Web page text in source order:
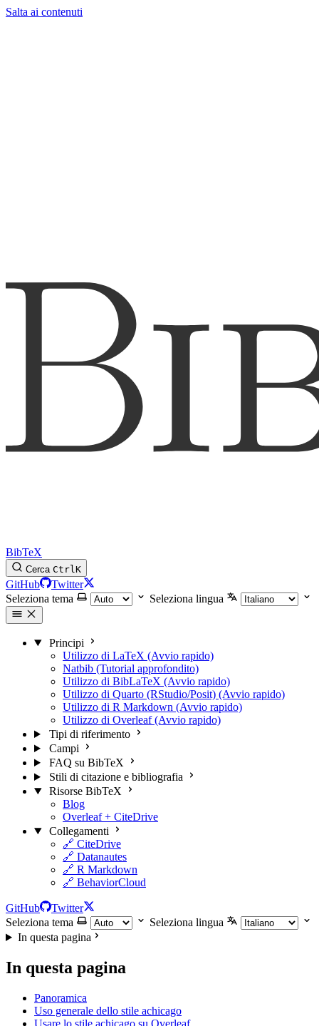
Salta ai contenuti
BibTeX
Cerca CtrlK
GitHub
Twitter
Seleziona tema
Seleziona lingua
Principi
Utilizzo di LaTeX (Avvio rapido)
Natbib (Tutorial approfondito)
Utilizzo di BibLaTeX (Avvio rapido)
Utilizzo di Quarto (RStudio/Posit) (Avvio rapido)
Utilizzo di R Markdown (Avvio rapido)
Utilizzo di Overleaf (Avvio rapido)
Tipi di riferimento
Campi
FAQ su BibTeX
Stili di citazione e bibliografia
Risorse BibTeX
Blog
Overleaf + CiteDrive
Collegamenti
🔗 CiteDrive
🔗 Datanautes
🔗 R Markdown
🔗 BehaviorCloud
GitHub
Twitter
Seleziona tema
Seleziona lingua
In questa pagina
In questa pagina
Panoramica
Uso generale dello stile achicago
Usare lo stile achicago su Overleaf